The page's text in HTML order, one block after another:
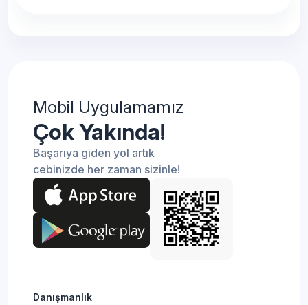
Mobil Uygulamamız
Çok Yakında!
Başarıya giden yol artık
cebinizde her zaman sizinle!
Danışmanlık